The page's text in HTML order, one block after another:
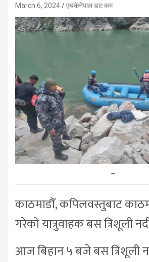
March 6, 2024 एचकेनेपाल डट कम
–
काठमाडौँ, कपिलवस्तुबाट
गरेको यात्रुवाहक बस त्रिशूली
आज बिहान ५ बजे बस त्रिशूली